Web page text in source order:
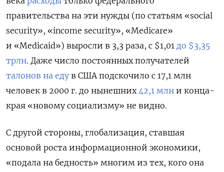
правительства на эти нужды (по статьям «social
security», «income security», «Medicare»
и «Medicaid») выросли в 3,3 раза, с $1,01 до $3,35
трлн. Даже число постоянных получателей
талонов на еду в США подскочило с 17,1 млн
человек в 2000 г. до нынешних42,1 млн и конца-
края «новому социализму» не видно.
С другой стороны, глобализация, ставшая
основой роста информационной экономики,
«подала на бедность» многим из тех, кого она